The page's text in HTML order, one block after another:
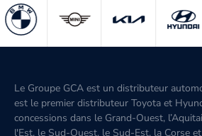
Le Groupe GCA est un distributeur
est le premier distributeur Toyota et
concessions dans le Grand-Ouest,
l'Est, le Sud-Ouest, le Sud-Est, la Corse